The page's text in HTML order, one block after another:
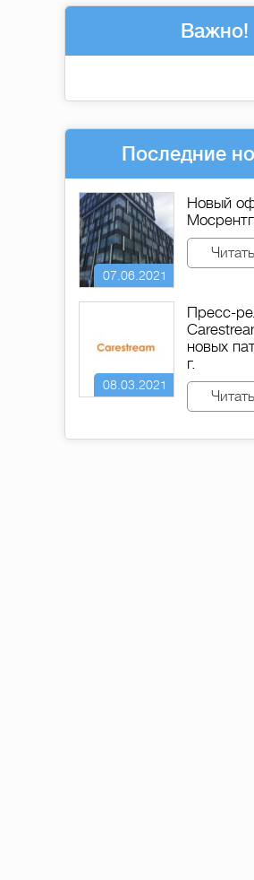
Важно!
Последние
07.06.2021
Новый
08.03.2021
Пресс-
новых
г.